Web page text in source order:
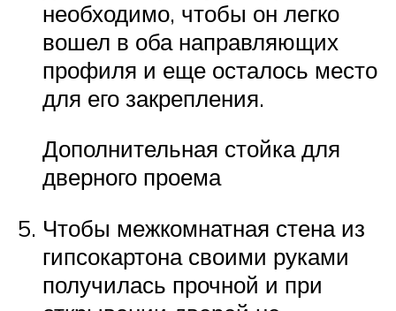
необходимо, чтобы он легко
вошел в оба направляющих
профиля и еще осталось место
для его закрепления.
Дополнительная стойка для
дверного проема
Чтобы межкомнатная стена из
гипсокартона своими руками
получилась прочной и при